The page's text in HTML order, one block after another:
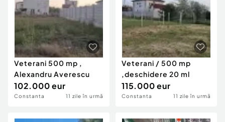
Veterani 500 mp ,
Alexandru Averescu
102.000 eur
Constanta 11 zile în urmă
Veterani / 500 mp
,deschidere 20 ml
115.000 eur
Constanta 11 zile în urmă